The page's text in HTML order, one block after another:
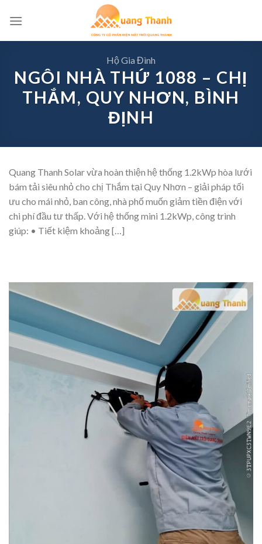
Hộ Gia Đình
NGÔI NHÀ THỨ 1088 – CHỊ
THẮM, QUY NHƠN, BÌNH
ĐỊNH
Quang Thanh Solar vừa hoàn thiện hệ thống 1.2kWp hòa lưới
bám tải siêu nhỏ cho chị Thắm tại Quy Nhơn – giải pháp tối
ưu cho mái nhỏ, ban công, nhà phố muốn giảm tiền điện với
chi phí đầu tư thấp. Với hệ thống mini 1.2kWp, công trình
giúp: • Tiết kiệm khoảng […]